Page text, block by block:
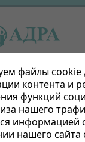
файлы cookie
контента и
функций
нашего
информацией
нашего сайта